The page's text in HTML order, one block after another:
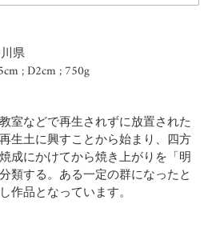
県
; D2cm ; 750g
室などで再生されずに放置された
生土に興すことから始まり、四方
成にかけてから焼き上がりを「明
類する。ある一定の群になったと
作品となっています。